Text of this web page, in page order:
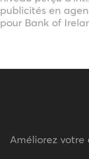
publicités en
pour Bank of
Améliorez